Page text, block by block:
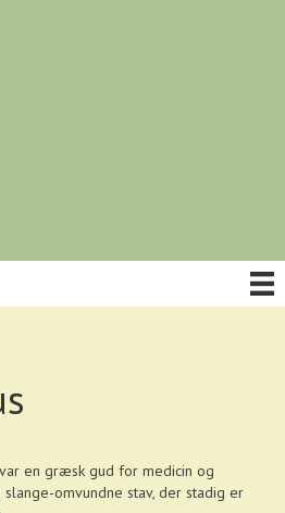
en græsk gud for medicin og
omvundne stav, der stadig er